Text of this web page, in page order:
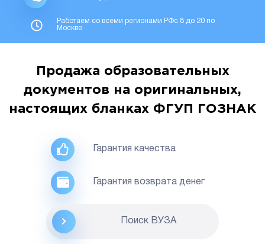
Работаем со всеми регионами РФс 8 до 20 по
Москве
Продажа образовательных
документов на оригинальных,
настоящих бланках ФГУП ГОЗНАК
Гарантия качества
Гарантия возврата денег
Поиск ВУЗА